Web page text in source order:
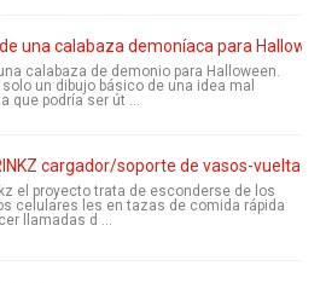
una calabaza demoníaca para
calabaza de demonio para Halloween.
un dibujo básico de una idea mal
que podría ser út ...
cargador/soporte de vasos-vuelta
el proyecto trata de esconderse de los
celulares les en tazas de comida rápida
llamadas d ...